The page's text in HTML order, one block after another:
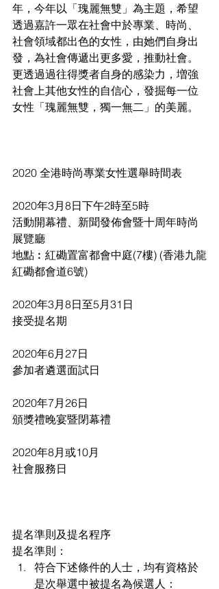
年，今年以「瑰麗無雙」為主題，希望
透過嘉許一眾在社會中於專業、時尚、
社會領域都出色的女性，由她們自身出
發，為社會傳遞出更多愛，推動社會。
更透過過往得獎者自身的感染力，増強
社會上其他女性的自信心，發掘每一位
女性「瑰麗無雙，獨一無二」的美麗。
2020 全港時尚專業女性選舉時間表
2020年3月8日下午2時至5時
活動開幕禮、新聞發佈會暨十周年時尚
展覽廳
地點︰紅磡置富都會中庭(7樓) (香港九龍
紅磡都會道6號)
2020年3月8日至5月31日
接受提名期
2020年6月27日
參加者遴選面試日
2020年7月26日
頒獎禮晚宴暨閉幕禮
2020年8月或10月
社會服務日
提名準則及提名程序
提名準則：
符合下述條件的人士，均有資格於
是次舉選中被提名為候選人：